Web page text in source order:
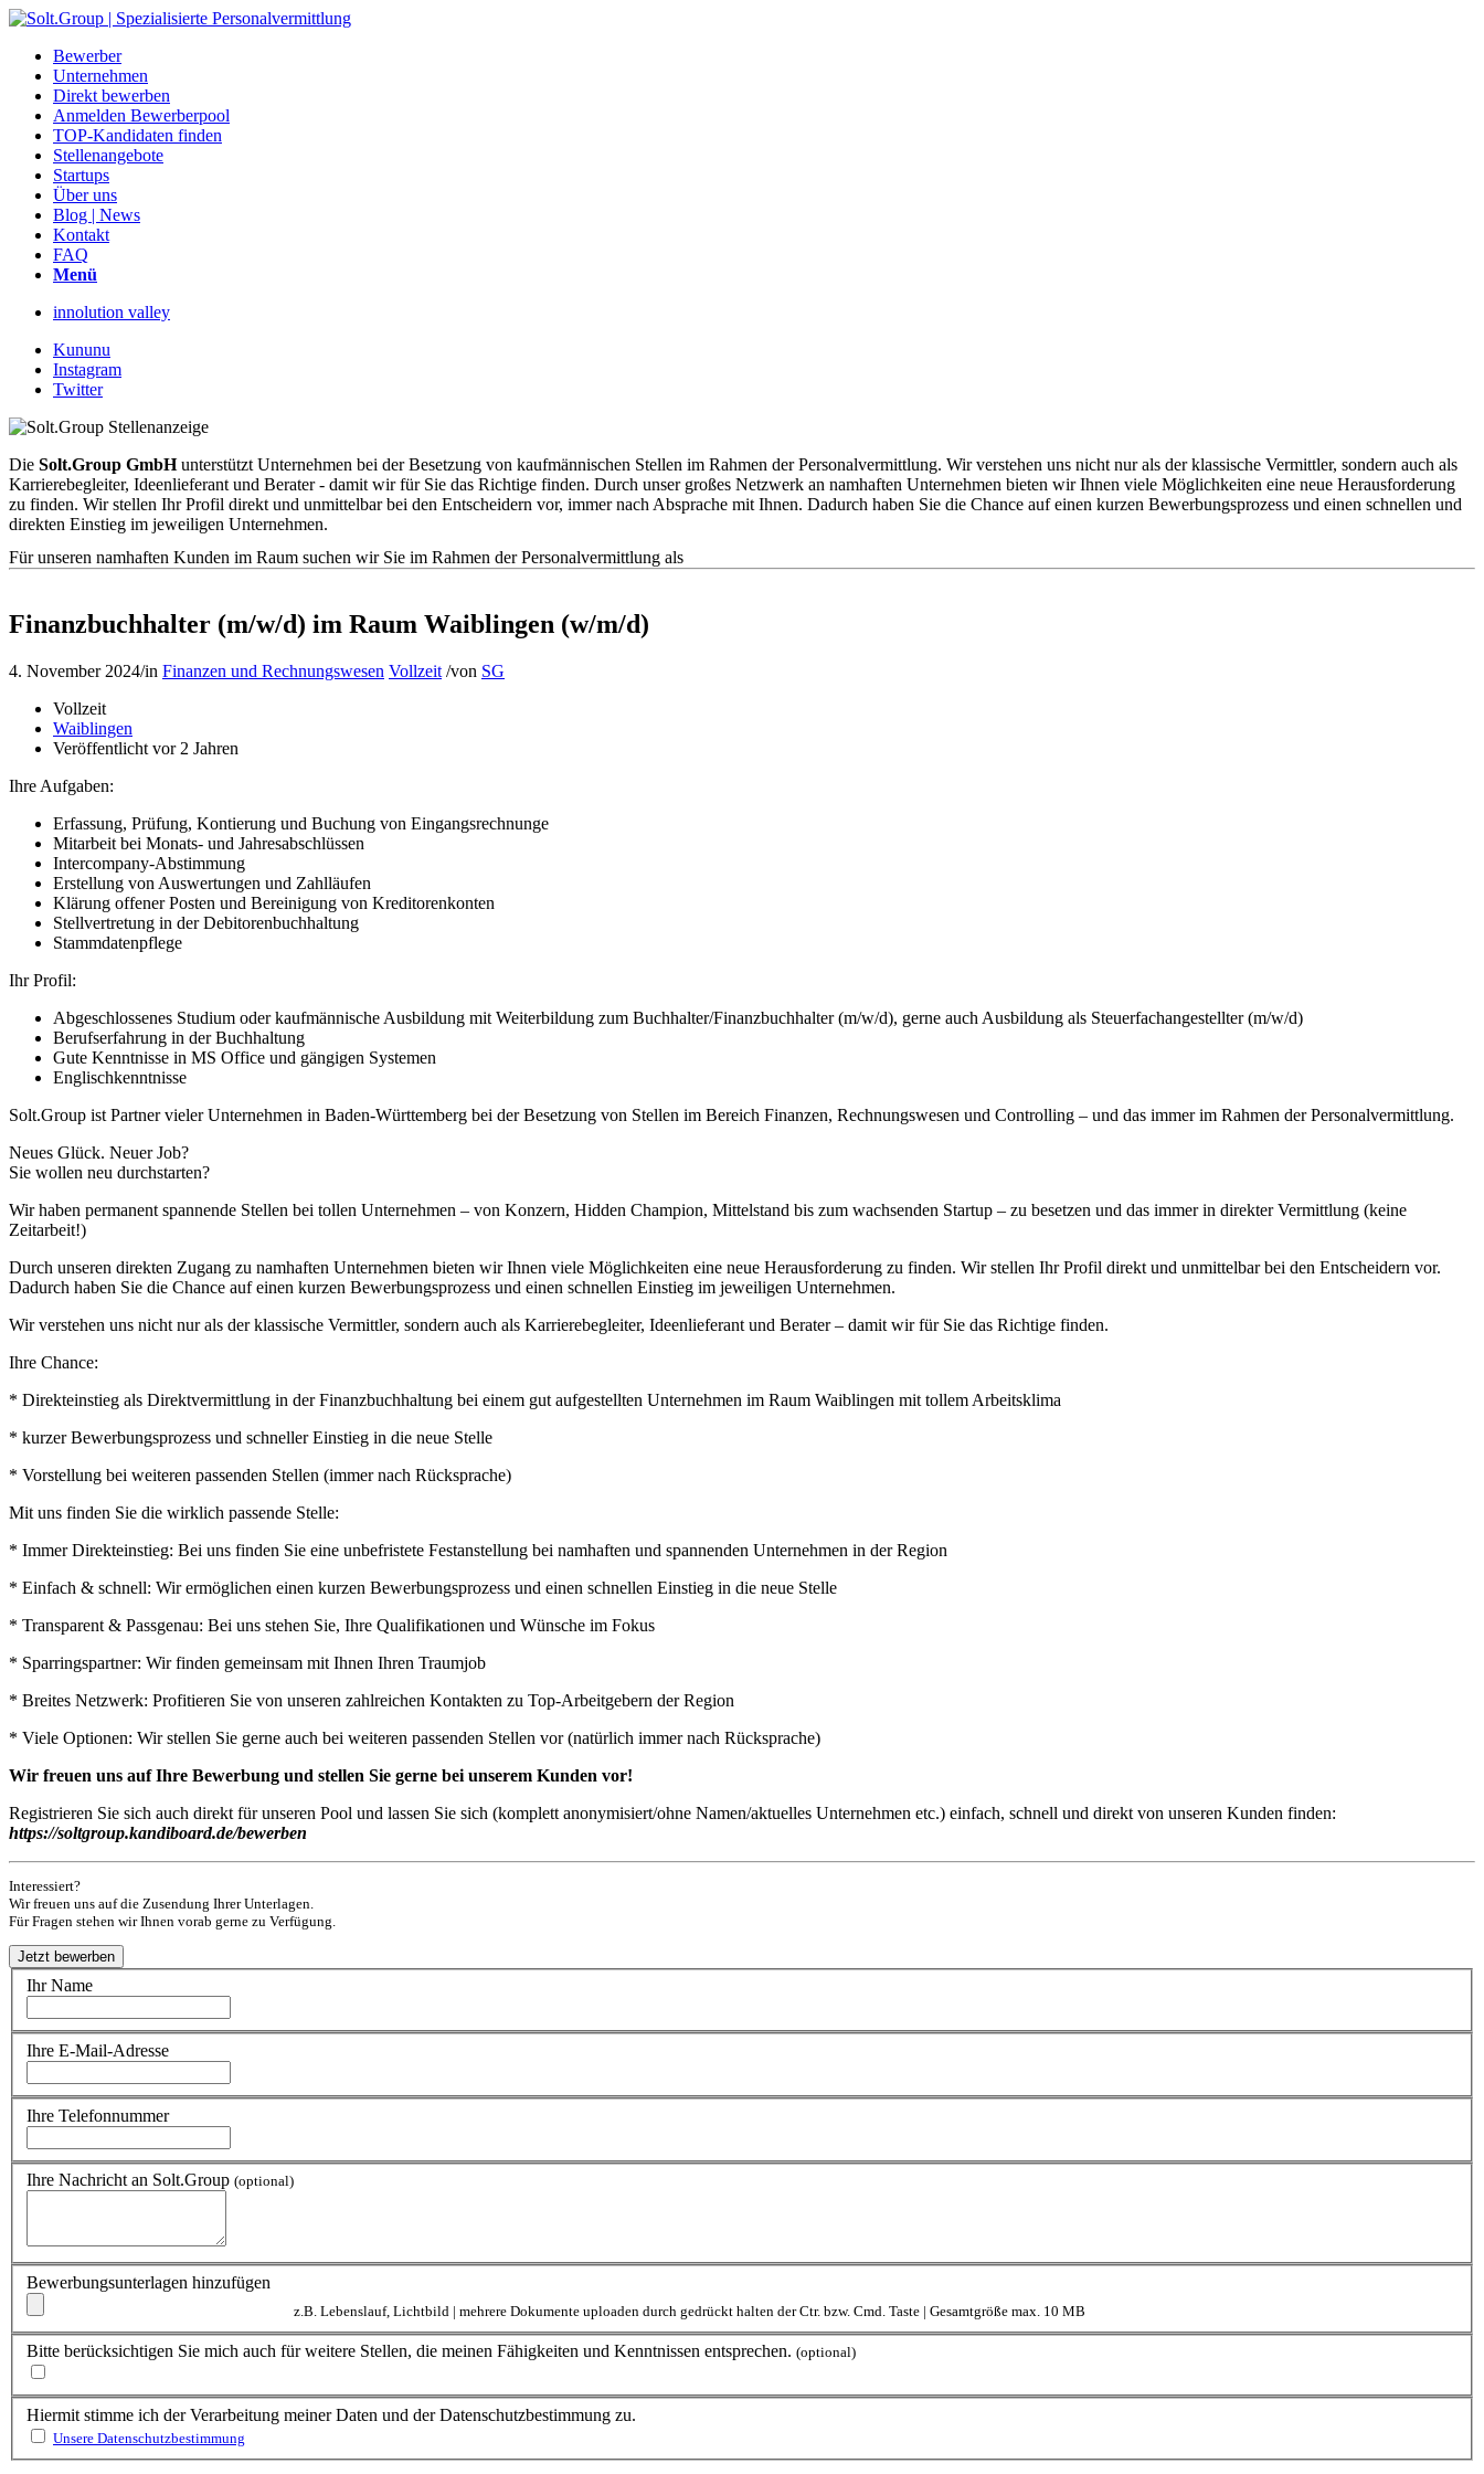
Bewerber
Unternehmen
Direkt bewerben
Anmelden Bewerberpool
TOP-Kandidaten finden
Stellenangebote
Startups
Über uns
Blog | News
Kontakt
FAQ
Menü
innolution valley
Kununu
Instagram
Twitter
Die Solt.Group GmbHunterstützt Unternehmen bei der Besetzung von kaufmännischen Stellen im Rahmen der Personalvermittlung. Wir verstehen uns nicht nur als der klassische Vermittler, sondern auch als
Karrierebegleiter, Ideenlieferant und Berater - damit wir für Sie das Richtige finden. Durch unser großes Netzwerk an namhaften Unternehmen bieten wir Ihnen viele Möglichkeiten eine neue Herausforderung
zu finden. Wir stellen Ihr Profil direkt und unmittelbar bei den Entscheidern vor, immer nach Absprache mit Ihnen. Dadurch haben Sie die Chance auf einen kurzen Bewerbungsprozess und einen schnellen und
direkten Einstieg im jeweiligen Unternehmen.
Für unseren namhaften Kunden im Raum suchen wir Sie im Rahmen der Personalvermittlung als
Finanzbuchhalter (m/w/d) im Raum Waiblingen (w/m/d)
4. November 2024/in Finanzen und Rechnungswesen Vollzeit /von SG
Vollzeit
Waiblingen
Veröffentlicht vor 2 Jahren
Ihre Aufgaben:
Erfassung, Prüfung, Kontierung und Buchung von Eingangsrechnunge
Mitarbeit bei Monats- und Jahresabschlüssen
Intercompany-Abstimmung
Erstellung von Auswertungen und Zahlläufen
Klärung offener Posten und Bereinigung von Kreditorenkonten
Stellvertretung in der Debitorenbuchhaltung
Stammdatenpflege
Ihr Profil:
Abgeschlossenes Studium oder kaufmännische Ausbildung mit Weiterbildung zum Buchhalter/Finanzbuchhalter (m/w/d), gerne auch Ausbildung als Steuerfachangestellter (m/w/d)
Berufserfahrung in der Buchhaltung
Gute Kenntnisse in MS Office und gängigen Systemen
Englischkenntnisse
Solt.Group ist Partner vieler Unternehmen in Baden-Württemberg bei der Besetzung von Stellen im Bereich Finanzen, Rechnungswesen und Controlling – und das immer im Rahmen der Personalvermittlung.
Neues Glück. Neuer Job?
Sie wollen neu durchstarten?
Wir haben permanent spannende Stellen bei tollen Unternehmen – von Konzern, Hidden Champion, Mittelstand bis zum wachsenden Startup – zu besetzen und das immer in direkter Vermittlung (keine
Zeitarbeit!)
Durch unseren direkten Zugang zu namhaften Unternehmen bieten wir Ihnen viele Möglichkeiten eine neue Herausforderung zu finden. Wir stellen Ihr Profil direkt und unmittelbar bei den Entscheidern vor.
Dadurch haben Sie die Chance auf einen kurzen Bewerbungsprozess und einen schnellen Einstieg im jeweiligen Unternehmen.
Wir verstehen uns nicht nur als der klassische Vermittler, sondern auch als Karrierebegleiter, Ideenlieferant und Berater – damit wir für Sie das Richtige finden.
Ihre Chance:
* Direkteinstieg als Direktvermittlung in der Finanzbuchhaltung bei einem gut aufgestellten Unternehmen im Raum Waiblingen mit tollem Arbeitsklima
* kurzer Bewerbungsprozess und schneller Einstieg in die neue Stelle
* Vorstellung bei weiteren passenden Stellen (immer nach Rücksprache)
Mit uns finden Sie die wirklich passende Stelle:
* Immer Direkteinstieg: Bei uns finden Sie eine unbefristete Festanstellung bei namhaften und spannenden Unternehmen in der Region
* Einfach & schnell: Wir ermöglichen einen kurzen Bewerbungsprozess und einen schnellen Einstieg in die neue Stelle
* Transparent & Passgenau: Bei uns stehen Sie, Ihre Qualifikationen und Wünsche im Fokus
* Sparringspartner: Wir finden gemeinsam mit Ihnen Ihren Traumjob
* Breites Netzwerk: Profitieren Sie von unseren zahlreichen Kontakten zu Top-Arbeitgebern der Region
* Viele Optionen: Wir stellen Sie gerne auch bei weiteren passenden Stellen vor (natürlich immer nach Rücksprache)
Wir freuen uns auf Ihre Bewerbung und stellen Sie gerne bei unserem Kunden vor!
Registrieren Sie sich auch direkt für unseren Pool und lassen Sie sich (komplett anonymisiert/ohne Namen/aktuelles Unternehmen etc.) einfach, schnell und direkt von unseren Kunden finden:
https://soltgroup.kandiboard.de/bewerben
Interessiert?
Wir freuen uns auf die Zusendung Ihrer Unterlagen.
Für Fragen stehen wir Ihnen vorab gerne zu Verfügung.
Ihr Name
Ihre E-Mail-Adresse
Ihre Telefonnummer
Ihre Nachricht an Solt.Group (optional)
Bewerbungsunterlagen hinzufügen
z.B. Lebenslauf, Lichtbild | mehrere Dokumente uploaden durch gedrückt halten der Ctr. bzw. Cmd. Taste | Gesamtgröße max. 10 MB
Bitte berücksichtigen Sie mich auch für weitere Stellen, die meinen Fähigkeiten und Kenntnissen entsprechen. (optional)
Hiermit stimme ich der Verarbeitung meiner Daten und der Datenschutzbestimmung zu.
Unsere Datenschutzbestimmung